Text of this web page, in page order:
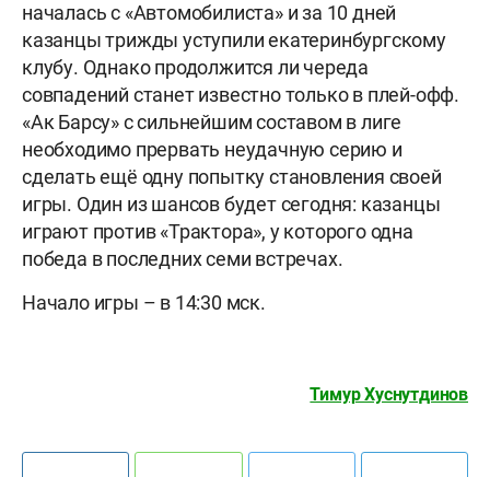
началась с «Автомобилиста» и за 10 дней
казанцы трижды уступили екатеринбургскому
клубу. Однако продолжится ли череда
совпадений станет известно только в плей-офф.
«Ак Барсу» с сильнейшим составом в лиге
необходимо прервать неудачную серию и
сделать ещё одну попытку становления своей
игры. Один из шансов будет сегодня: казанцы
играют против «Трактора», у которого одна
победа в последних семи встречах.
Начало игры – в 14:30 мск.
Тимур Хуснутдинов